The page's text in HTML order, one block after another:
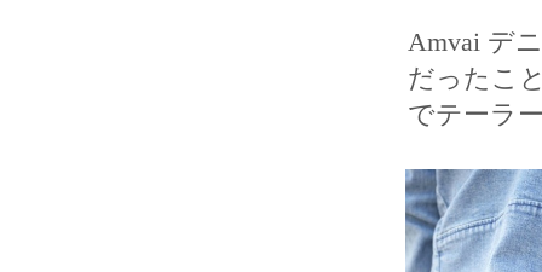
Amvai デ
だったこ
でテーラ